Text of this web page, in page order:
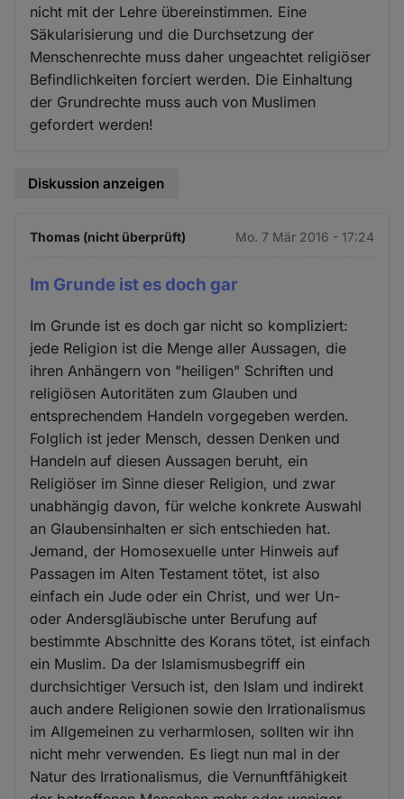
nicht mit der Lehre übereinstimmen. Eine
Säkularisierung und die Durchsetzung der
Menschenrechte muss daher ungeachtet religiöser
Befindlichkeiten forciert werden. Die Einhaltung
der Grundrechte muss auch von Muslimen
gefordert werden!
Diskussion anzeigen
Thomas (nicht überprüft) Mo. 7 Mär 2016 - 17:24
Im Grunde ist es doch gar
Im Grunde ist es doch gar nicht so kompliziert:
jede Religion ist die Menge aller Aussagen, die
ihren Anhängern von "heiligen" Schriften und
religiösen Autoritäten zum Glauben und
entsprechendem Handeln vorgegeben werden.
Folglich ist jeder Mensch, dessen Denken und
Handeln auf diesen Aussagen beruht, ein
Religiöser im Sinne dieser Religion, und zwar
unabhängig davon, für welche konkrete Auswahl
an Glaubensinhalten er sich entschieden hat.
Jemand, der Homosexuelle unter Hinweis auf
Passagen im Alten Testament tötet, ist also
einfach ein Jude oder ein Christ, und wer Un-
oder Andersgläubische unter Berufung auf
bestimmte Abschnitte des Korans tötet, ist einfach
ein Muslim. Da der Islamismusbegriff ein
durchsichtiger Versuch ist, den Islam und indirekt
auch andere Religionen sowie den Irrationalismus
im Allgemeinen zu verharmlosen, sollten wir ihn
nicht mehr verwenden. Es liegt nun mal in der
Natur des Irrationalismus, die Vernunftfähigkeit